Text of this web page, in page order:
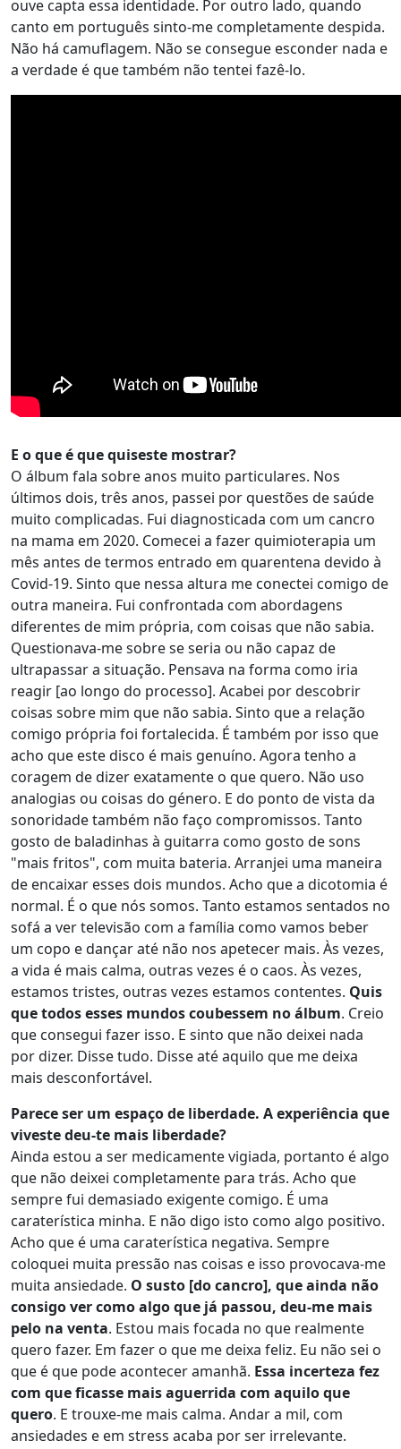
ouve capta essa identidade. Por outro lado, quando
canto em português sinto-me completamente despida.
Não há camuflagem. Não se consegue esconder nada e
a verdade é que também não tentei fazê-lo.
E o que é que quiseste mostrar?
O álbum fala sobre anos muito particulares. Nos
últimos dois, três anos, passei por questões de saúde
muito complicadas. Fui diagnosticada com um cancro
na mama em 2020. Comecei a fazer quimioterapia um
mês antes de termos entrado em quarentena devido à
Covid-19. Sinto que nessa altura me conectei comigo de
outra maneira. Fui confrontada com abordagens
diferentes de mim própria, com coisas que não sabia.
Questionava-me sobre se seria ou não capaz de
ultrapassar a situação. Pensava na forma como iria
reagir [ao longo do processo]. Acabei por descobrir
coisas sobre mim que não sabia. Sinto que a relação
comigo própria foi fortalecida. É também por isso que
acho que este disco é mais genuíno. Agora tenho a
coragem de dizer exatamente o que quero. Não uso
analogias ou coisas do género. E do ponto de vista da
sonoridade também não faço compromissos. Tanto
gosto de baladinhas à guitarra como gosto de sons
"mais fritos", com muita bateria. Arranjei uma maneira
de encaixar esses dois mundos. Acho que a dicotomia é
normal. É o que nós somos. Tanto estamos sentados no
sofá a ver televisão com a família como vamos beber
um copo e dançar até não nos apetecer mais. Às vezes,
a vida é mais calma, outras vezes é o caos. Às vezes,
estamos tristes, outras vezes estamos contentes. Quis
que todos esses mundos coubessem no álbum. Creio
que consegui fazer isso. E sinto que não deixei nada
por dizer. Disse tudo. Disse até aquilo que me deixa
mais desconfortável.
Parece ser um espaço de liberdade. A experiência que
viveste deu-te mais liberdade?
Ainda estou a ser medicamente vigiada, portanto é algo
que não deixei completamente para trás. Acho que
sempre fui demasiado exigente comigo. É uma
caraterística minha. E não digo isto como algo positivo.
Acho que é uma caraterística negativa. Sempre
coloquei muita pressão nas coisas e isso provocava-me
muita ansiedade. O susto [do cancro], que ainda não
consigo ver como algo que já passou, deu-me mais
pelo na venta. Estou mais focada no que realmente
quero fazer. Em fazer o que me deixa feliz. Eu não sei o
que é que pode acontecer amanhã. Essa incerteza fez
com que ficasse mais aguerrida com aquilo que
quero. E trouxe-me mais calma. Andar a mil, com
ansiedades e em stress acaba por ser irrelevante.